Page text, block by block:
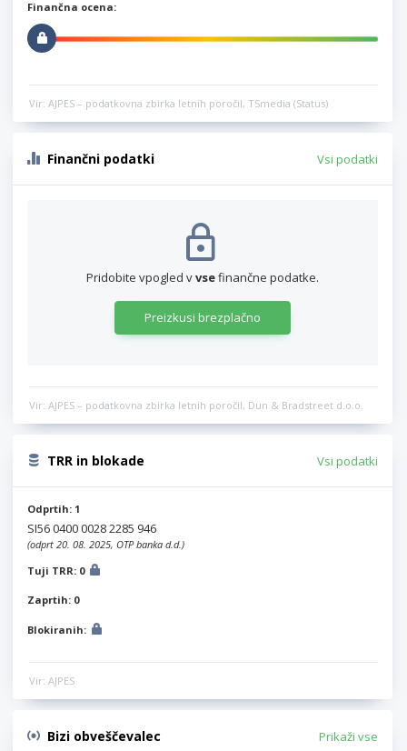
Finančna ocena:
Vir: AJPES – podatkovna zbirka letnih poročil, TSmedia (Status)
Finančni podatki Vsi podatki
Pridobite vpogled vvsefinančne podatke.
Preizkusi brezplačno
Vir: AJPES – podatkovna zbirka letnih poročil, Dun & Bradstreet d.o.o.
TRR in blokade Vsi podatki
Odprtih: 1
SI56 0400 0028 2285 946
(odprt 20. 08. 2025, OTP banka d.d.)
Tuji TRR: 0
Zaprtih: 0
Blokiranih:
Vir: AJPES
Bizi obveščevalec Prikaži vse